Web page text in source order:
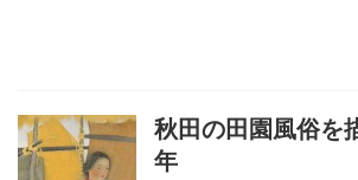
秋田の田園風俗を
年